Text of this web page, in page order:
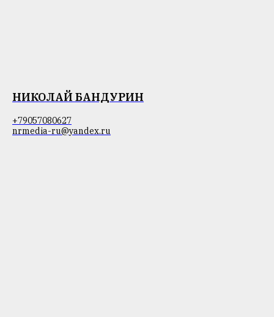
НИКОЛАЙ БАНДУРИН
+79057080627
nrmedia-ru@yandex.ru